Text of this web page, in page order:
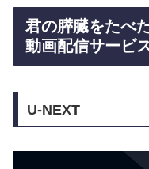
君の膵臓をたべ
動画配信サービ
U-NEXT